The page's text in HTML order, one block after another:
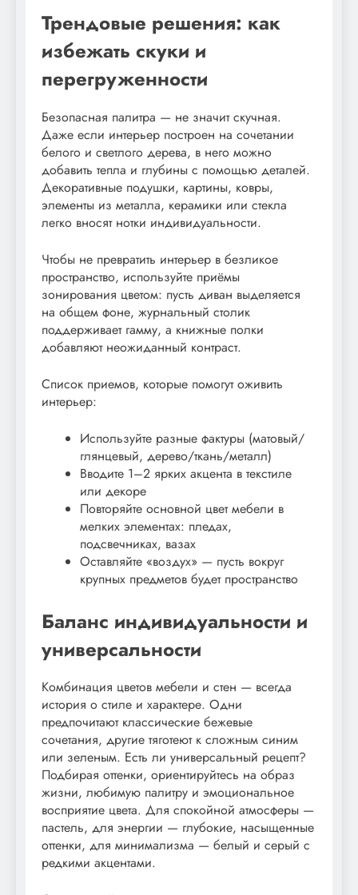
Трендовые решения: как
избежать скуки и
перегруженности
Безопасная палитра — не значит скучная.
Даже если интерьер построен на сочетании
белого и светлого дерева, в него можно
добавить тепла и глубины с помощью деталей.
Декоративные подушки, картины, ковры,
элементы из металла, керамики или стекла
легко вносят нотки индивидуальности.
Чтобы не превратить интерьер в безликое
пространство, используйте приёмы
зонирования цветом: пусть диван выделяется
на общем фоне, журнальный столик
поддерживает гамму, а книжные полки
добавляют неожиданный контраст.
Список приемов, которые помогут оживить
интерьер:
Используйте разные фактуры (матовый/
глянцевый, дерево/ткань/металл)
Вводите 1–2 ярких акцента в текстиле
или декоре
Повторяйте основной цвет мебели в
мелких элементах: пледах,
подсвечниках, вазах
Оставляйте «воздух» — пусть вокруг
крупных предметов будет пространство
Баланс индивидуальности и
универсальности
Комбинация цветов мебели и стен — всегда
история о стиле и характере. Одни
предпочитают классические бежевые
сочетания, другие тяготеют к сложным синим
или зеленым. Есть ли универсальный рецепт?
Подбирая оттенки, ориентируйтесь на образ
жизни, любимую палитру и эмоциональное
восприятие цвета. Для спокойной атмосферы —
пастель, для энергии — глубокие, насыщенные
оттенки, для минимализма — белый и серый с
редкими акцентами.